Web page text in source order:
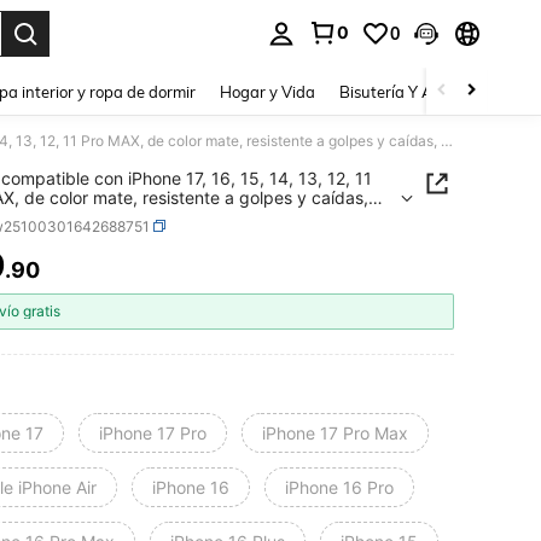
0 0
interior y ropa de dormir Hogar y Vida Bisutería Y Accesorios
Funda compatible con iPhone 17, 16, 15, 14, 13, 12, 11 Pro MAX, de color mate, resistente a golpes y caídas, compatible con los modelos 17, 17 Pro e 17 Pro Max
con iPhone 17, 16, 15, 14, 13, 12, 11
de color mate, resistente a golpes y caídas,
con los modelos 17, 17 Pro e 17 Pro Max
AND AVAILABILITY
.90
gratis
17 iPhone 17 Pro iPhone 17 Pro Max
iPhone Air iPhone 16 iPhone 16 Pro